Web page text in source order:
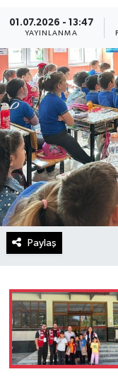
01.07.2026 - 13:47
YAYINLANMA
Paylaş